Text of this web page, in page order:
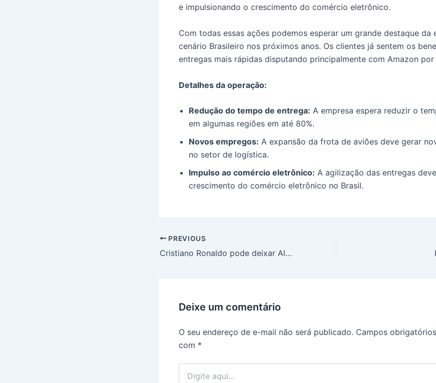
e impulsionando o crescimento do comércio eletrônico.
Com todas essas ações podemos esperar um grande destaque da
cenário Brasileiro nos próximos anos. Os clientes já sentem os
entregas mais rápidas disputando principalmente com Amazon por
Detalhes da operação:
Redução do tempo de entrega: A empresa espera reduzir o
em algumas regiões em até 80%.
Novos empregos: A expansão da frota de aviões deve gerar
no setor de logística.
Impulso ao comércio eletrônico: A agilização das entregas
crescimento do comércio eletrônico no Brasil.
Post
navigation
PREVIOUS
Cristiano Ronaldo pode deixar Al-Nassr na Arábia Saudita
Deixe um comentário
O seu endereço de e-mail não será publicado. Campos
com *
aqui...